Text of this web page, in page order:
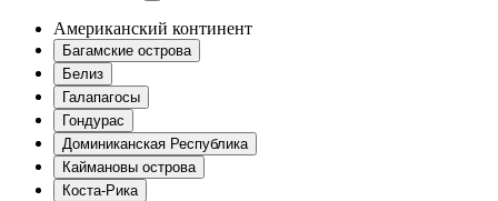
Американский континент
Багамские острова
Белиз
Галапагосы
Гондурас
Доминиканская Республика
Каймановы острова
Коста-Рика